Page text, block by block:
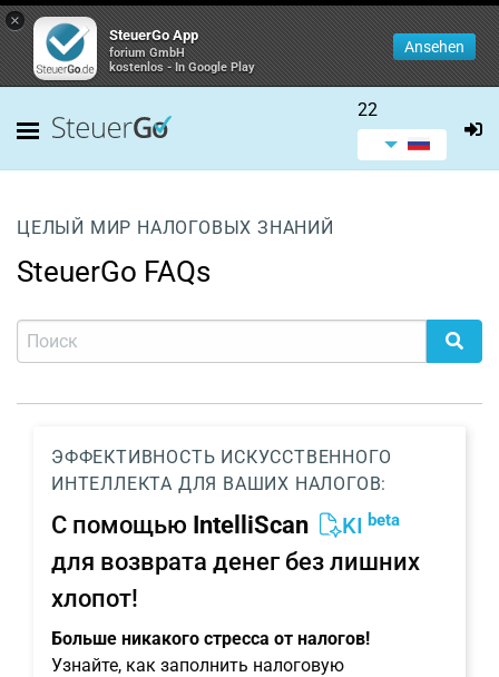
×
SteuerGo App
forium GmbH
kostenlos - In Google Play
Ansehen
22
ЦЕЛЫЙ МИР НАЛОГОВЫХ ЗНАНИЙ
SteuerGo FAQs
ЭФФЕКТИВНОСТЬ ИСКУССТВЕННОГО
ИНТЕЛЛЕКТА ДЛЯ ВАШИХ НАЛОГОВ:
С помощью IntelliScan KI beta
для возврата денег без лишних
хлопот!
Больше никакого стресса от налогов!
Узнайте, как заполнить налоговую